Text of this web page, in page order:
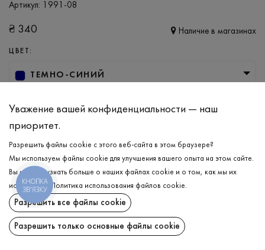
Артикул: 1991-08
₴ 340 Наличие в магазинах
ЦВЕТ:
ТЕМНО-СИНИЙ
ДОБАВИТЬ В КОРЗИНУ
ВЫБЕРИТЕ РАЗМЕР
Трусы-слипы
ДОБАВИТЬ В КОРЗИНУ
ОПИСАНИЕ
Уважение вашей конфиденциальности — наш
приоритет.
Разрешить файлы cookie с этого веб-сайта в этом браузере?
Мы используем файлы cookie для улучшения вашего опыта на этом сайте.
Вы можете узнать больше о наших файлах cookie и о том, как мы их
используем.
Политика использования файлов cookie.
Разрешить все файлы cookie
Разрешить только основные файлы cookie
КНОПКА
ЗВ'ЯЗКУ